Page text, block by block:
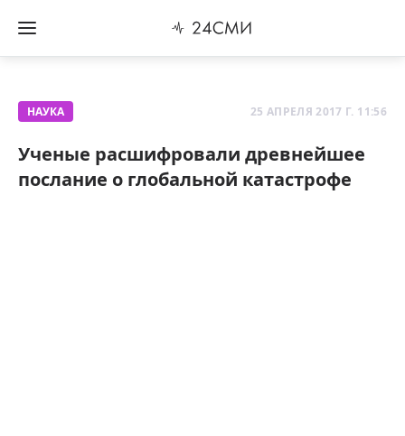
НАУКА 25 АПРЕЛЯ 2017 Г. 11:56
Ученые расшифровали древнейшее
послание о глобальной катастрофе